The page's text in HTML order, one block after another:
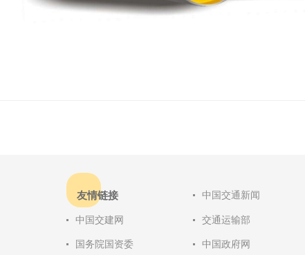
友情链接 中国交通新闻
中国交建网 交通运输部
国务院国资委 中国政府网